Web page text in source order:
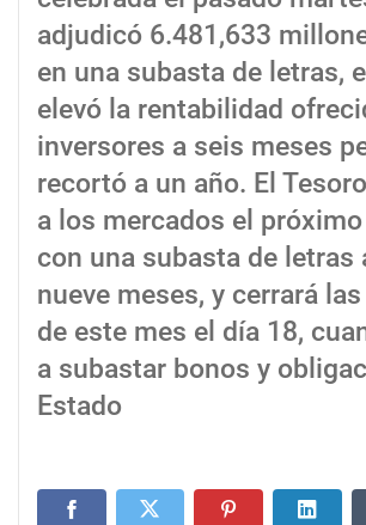
adjudicó 6.481,633
en una subasta de letras,
elevó la rentabilidad
inversores a seis meses
recortó a un año. El
a los mercados el
con una subasta de letras
nueve meses, y cerrará
de este mes el día 18,
a subastar bonos y
Estado